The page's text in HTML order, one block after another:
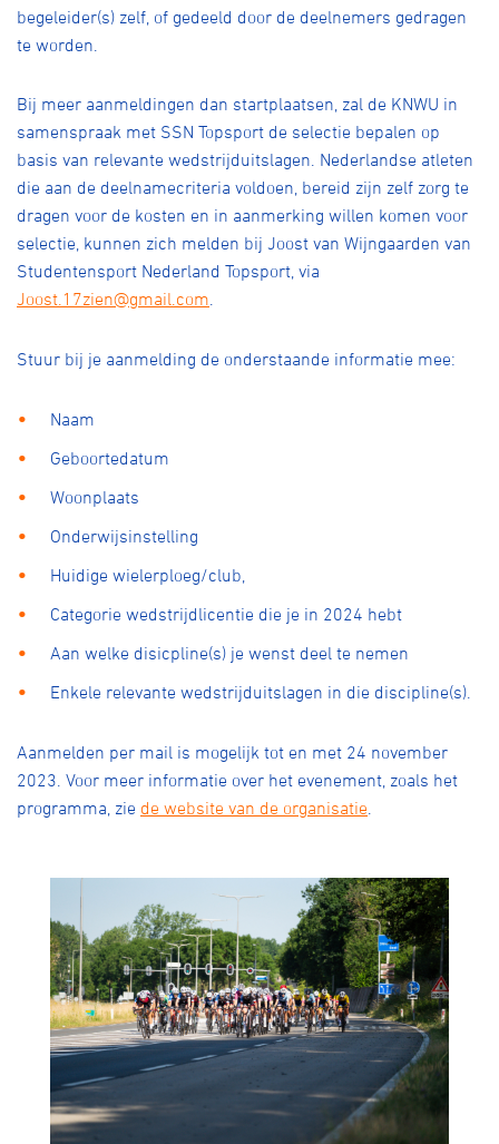
begeleider(s) zelf, of gedeeld door de deelnemers gedragen
te worden.
Bij meer aanmeldingen dan startplaatsen, zal de KNWU in
samenspraak met SSN Topsport de selectie bepalen op
basis van relevante wedstrijduitslagen. Nederlandse atleten
die aan de deelnamecriteria voldoen, bereid zijn zelf zorg te
dragen voor de kosten en in aanmerking willen komen voor
selectie, kunnen zich melden bij Joost van Wijngaarden van
Studentensport Nederland Topsport, via
Joost.17zien@gmail.com
Stuur bij je aanmelding de onderstaande informatie mee:
Naam
Geboortedatum
Woonplaats
Onderwijsinstelling
Huidige wielerploeg/club,
Categorie wedstrijdlicentie die je in 2024 hebt
Aan welke disicpline(s) je wenst deel te nemen
Enkele relevante wedstrijduitslagen in die discipline(s).
Aanmelden per mail is mogelijk tot en met 24 november
2023. Voor meer informatie over het evenement, zoals het
programma, zie de website van de organisatie